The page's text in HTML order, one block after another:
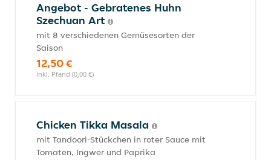
Angebot - Gebratenes Huhn
Szechuan Art
mit 8 verschiedenen Gemüsesorten der
Saison
12,50 €
inkl. Pfand (0,00 €)
Chicken Tikka Masala
mit Tandoori-Stückchen in roter Sauce mit
Tomaten, Ingwer und Paprika